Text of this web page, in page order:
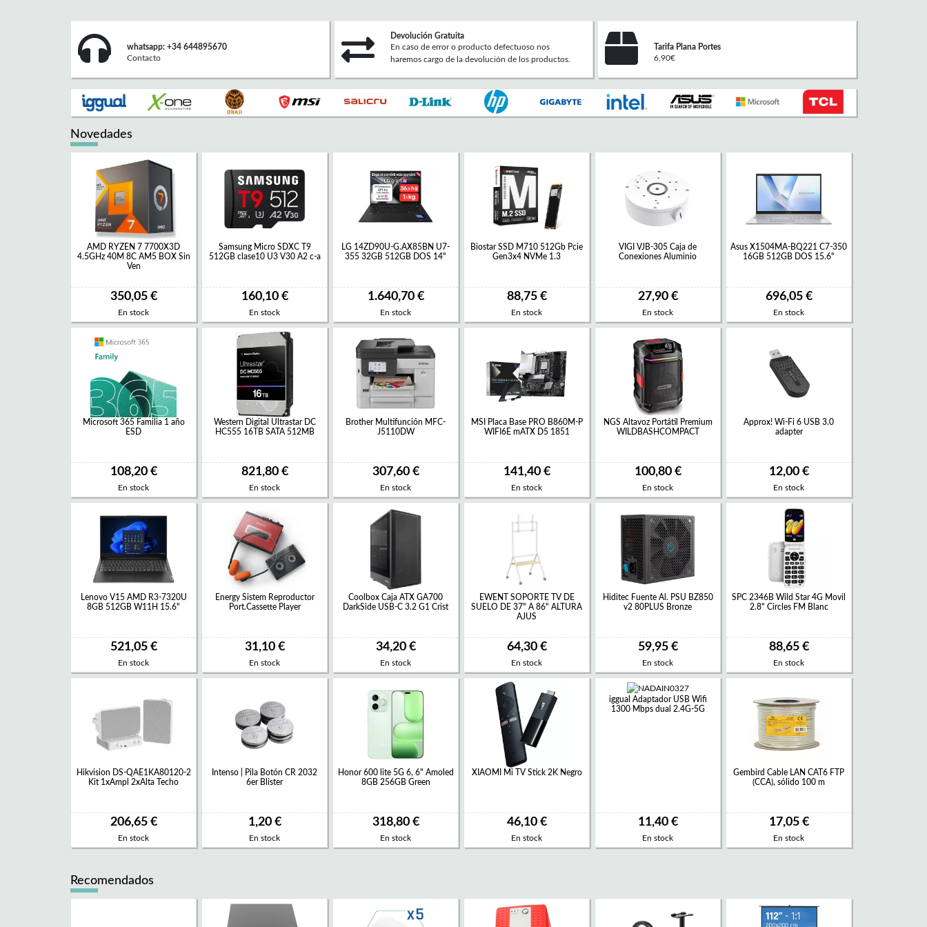
whatsapp: +34 644895670
Contacto
Devolución Gratuita
En caso de error o producto defectuoso nos
haremos cargo de la devolución de los productos.
Tarifa Plana Portes
6,90€
Novedades
AMD RYZEN 7 7700X3D
4.5GHz 40M 8C AM5 BOX Sin
Ven
350,05 €
En stock
Samsung Micro SDXC T9
512GB clase10 U3 V30 A2 c-a
160,10 €
En stock
LG 14ZD90U-G.AX85BN U7-
355 32GB 512GB DOS 14"
1.640,70 €
En stock
Biostar SSD M710 512Gb Pcie
Gen3x4 NVMe 1.3
88,75 €
En stock
VIGI VJB-305 Caja de
Conexiones Aluminio
27,90 €
En stock
Asus X1504MA-BQ221 C7-350
16GB 512GB DOS 15.6"
696,05 €
En stock
Microsoft 365 Familia 1 año
ESD
108,20 €
En stock
Western Digital Ultrastar DC
HC555 16TB SATA 512MB
821,80 €
En stock
Brother Multifunción MFC-
J5110DW
307,60 €
En stock
MSI Placa Base PRO B860M-P
WIFI6E mATX D5 1851
141,40 €
En stock
NGS Altavoz Portátil Premium
WILDBASHCOMPACT
100,80 €
En stock
Approx! Wi-Fi 6 USB 3.0
adapter
12,00 €
En stock
Lenovo V15 AMD R3-7320U
8GB 512GB W11H 15.6"
521,05 €
En stock
Energy Sistem Reproductor
Port.Cassette Player
31,10 €
En stock
Coolbox Caja ATX GA700
DarkSide USB-C 3.2 G1 Crist
34,20 €
En stock
EWENT SOPORTE TV DE
SUELO DE 37" A 86" ALTURA
AJUS
64,30 €
En stock
Hiditec Fuente Al. PSU BZ850
v2 80PLUS Bronze
59,95 €
En stock
SPC 2346B Wild Star 4G Movil
2.8" Circles FM Blanc
88,65 €
En stock
Hikvision DS-QAE1KA80120-2
Kit 1xAmpl 2xAlta Techo
206,65 €
En stock
Intenso | Pila Botón CR 2032
6er Blister
1,20 €
En stock
Honor 600 lite 5G 6, 6" Amoled
8GB 256GB Green
318,80 €
En stock
XIAOMI Mi TV Stick 2K Negro
46,10 €
En stock
iggual Adaptador USB Wifi
1300 Mbps dual 2.4G-5G
11,40 €
En stock
Gembird Cable LAN CAT6 FTP
(CCA), sólido 100 m
17,05 €
En stock
Recomendados